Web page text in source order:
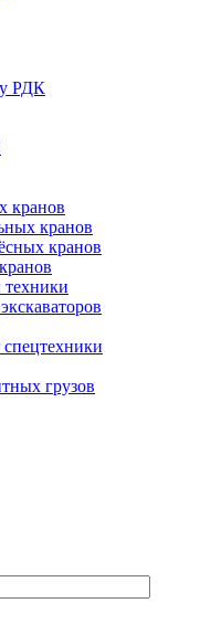
РДК
кранов
кранов
кранов
техники
грузов